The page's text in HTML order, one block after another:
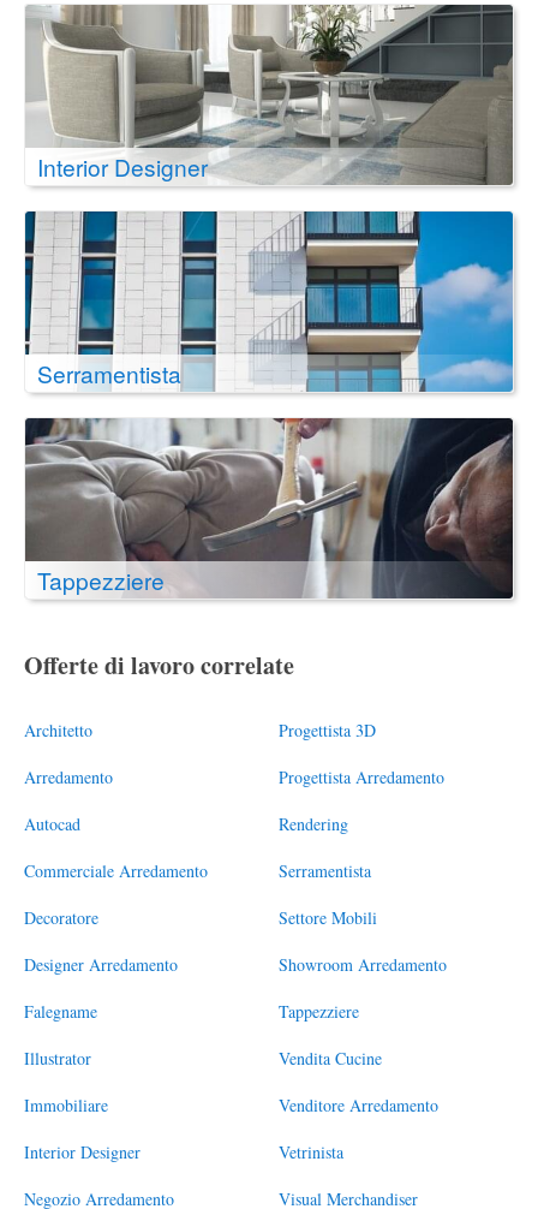
Interior Designer
Serramentista
Tappezziere
Offerte di lavoro correlate
Architetto
Arredamento
Autocad
Commerciale Arredamento
Decoratore
Designer Arredamento
Falegname
Illustrator
Immobiliare
Interior Designer
Negozio Arredamento
Progettista 3D
Progettista Arredamento
Rendering
Serramentista
Settore Mobili
Showroom Arredamento
Tappezziere
Vendita Cucine
Venditore Arredamento
Vetrinista
Visual Merchandiser